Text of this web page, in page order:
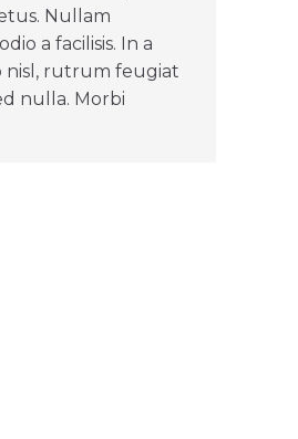
Nullam
a facilisis. In a
nisl, rutrum feugiat
nulla. Morbi